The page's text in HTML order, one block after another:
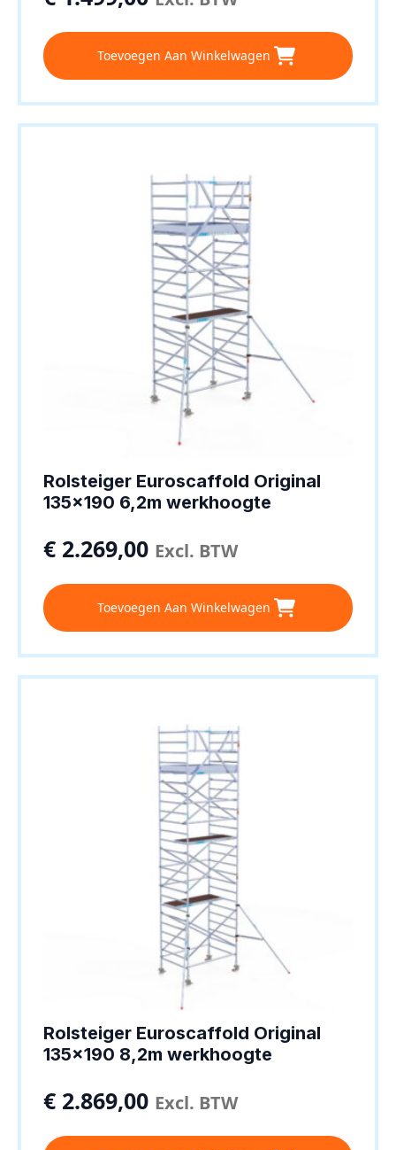
Toevoegen Aan Winkelwagen
Rolsteiger Euroscaffold Original
135×190 6,2m werkhoogte
€ 2.269,00 Excl. BTW
Toevoegen Aan Winkelwagen
Rolsteiger Euroscaffold Original
135×190 8,2m werkhoogte
€ 2.869,00 Excl. BTW